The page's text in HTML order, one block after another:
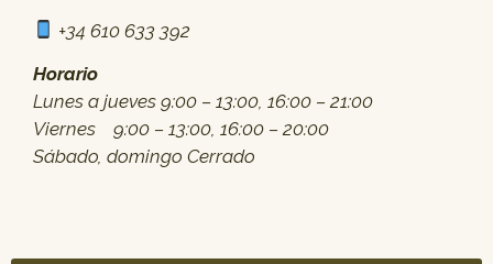
​ +34 610 633 392
Horario
Lunes a jueves 9:00 – 13:00, 16:00 – 21:00
Viernes 9:00 – 13:00, 16:00 – 20:00
Sábado, domingo Cerrado